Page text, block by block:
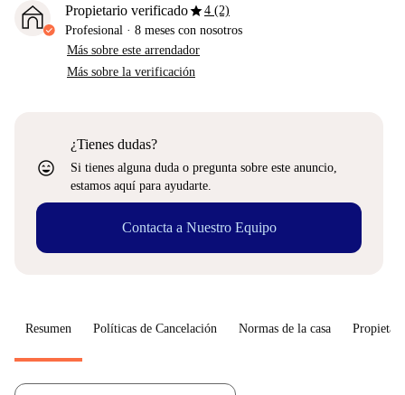
Propietario verificadostar4 (2)
Profesional · 8 meses con nosotros
Más sobre este arrendador
Más sobre la verificación
sentiment_very_satisfied
¿Tienes dudas?
Si tienes alguna duda o pregunta sobre este anuncio,
estamos aquí para ayudarte.
Contacta a Nuestro Equipo
Resumen Políticas de Cancelación Normas de la casa